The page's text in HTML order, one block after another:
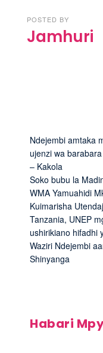
POSTED BY
Jamhuri
Ndejembi amtaka
ujenzi wa
– Kakola
Soko bubu la
WMA Yamuahidi
Kuimarisha
Tanzania, UNEP
ushirikiano hifadhi
Waziri Ndejembi
Shinyanga
Habari